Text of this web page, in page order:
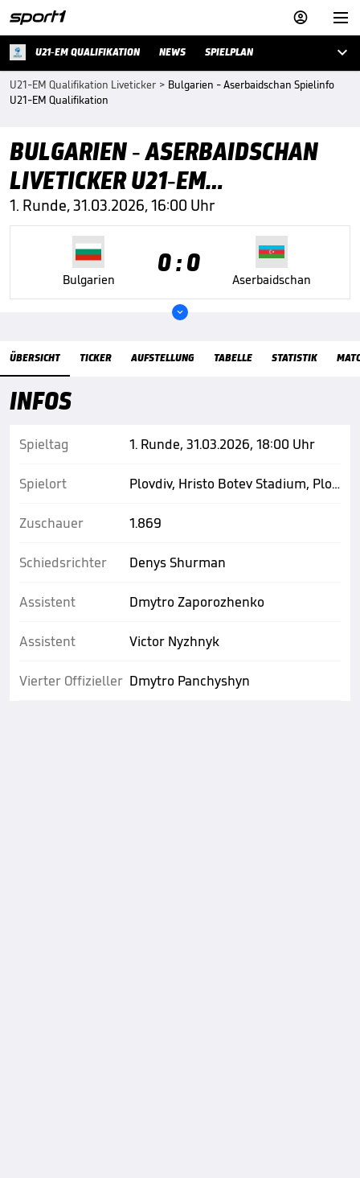


U21-EM QUALIFIKATION NEWS SPIELPLAN 
U21-EM Qualifikation Liveticker > Bulgarien - Aserbaidschan Spielinfo
U21-EM Qualifikation
BULGARIEN - ASERBAIDSCHAN
LIVETICKER U21-EM
QUALIFIKATION
1. Runde, 31.03.2026, 16:00 Uhr
Bulgarien
0 : 0
Aserbaidschan

ÜBERSICHT TICKER AUFSTELLUNG TABELLE STATISTIK
Übersicht
INFOS
Spieltag
Spielort
Zuschauer
Schiedsrichter
Assistent
Assistent
Vierter Offizieller
1. Runde, 31.03.2026, 18:00 Uhr
Plovdiv, Hristo Botev Stadium, Plovdiv
1.869
Denys Shurman
Dmytro Zaporozhenko
Victor Nyzhnyk
Dmytro Panchyshyn